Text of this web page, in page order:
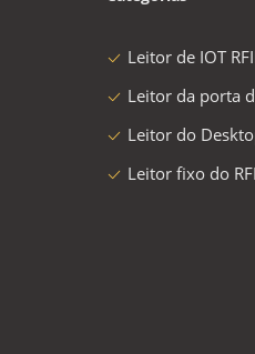
Leitor de IOT
Leitor da porta
Leitor do
Leitor fixo do